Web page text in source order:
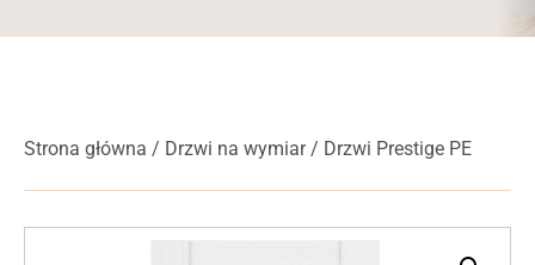
Strona główna / Drzwi na wymiar / Drzwi Prestige PE